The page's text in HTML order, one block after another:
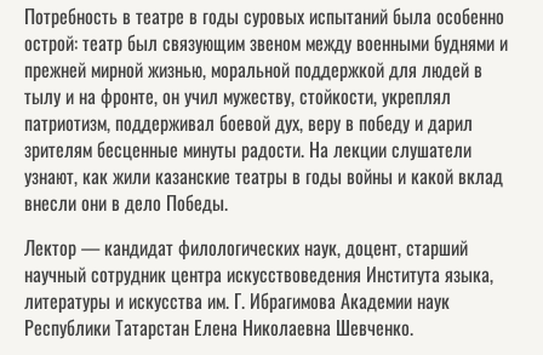
Потребность в театре в годы суровых испытаний была особенно
острой: театр был связующим звеном между военными буднями и
прежней мирной жизнью, моральной поддержкой для людей в
тылу и на фронте, он учил мужеству, стойкости, укреплял
патриотизм, поддерживал боевой дух, веру в победу и дарил
зрителям бесценные минуты радости. На лекции слушатели
узнают, как жили казанские театры в годы войны и какой вклад
внесли они в дело Победы.
Лектор — кандидат филологических наук, доцент, старший
научный сотрудник центра искусствоведения Института языка,
литературы и искусства им. Г. Ибрагимова Академии наук
Республики Татарстан Елена Николаевна Шевченко.